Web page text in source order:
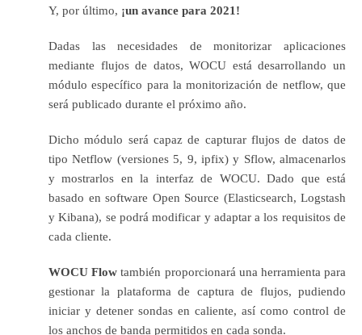
Y, por último, ¡un avance para 2021!
Dadas las necesidades de monitorizar aplicaciones
mediante flujos de datos, WOCU está desarrollando un
módulo específico para la monitorización de netflow, que
será publicado durante el próximo año.
Dicho módulo será capaz de capturar flujos de datos de
tipo Netflow (versiones 5, 9, ipfix) y Sflow, almacenarlos
y mostrarlos en la interfaz de WOCU. Dado que está
basado en software Open Source (Elasticsearch, Logstash
y Kibana), se podrá modificar y adaptar a los requisitos de
cada cliente.
WOCU Flow también proporcionará una herramienta para
gestionar la plataforma de captura de flujos, pudiendo
iniciar y detener sondas en caliente, así como control de
los anchos de banda permitidos en cada sonda.